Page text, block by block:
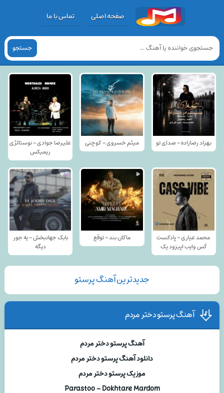
صفحه اصلی تماس با ما
جستجو
بهزاد رضازاده - صدای تو میثم خسروی - کوچنی
علیرضا جوادی - نوستالژی
ریمیکس
محمد عیاری - پادکست
کَس وایب اپیزود یک
ماکان بند - توقع
بابک جهانبخش - یه جور
دیگه
جدیدترین آهنگ پرستو
آهنگ پرستو دختر مردم
آهنگ پرستو دختر مردم
دانلود آهنگ پرستو دختر مردم
موزیک پرستو دختر مردم
Parastoo – Dokhtare Mardom